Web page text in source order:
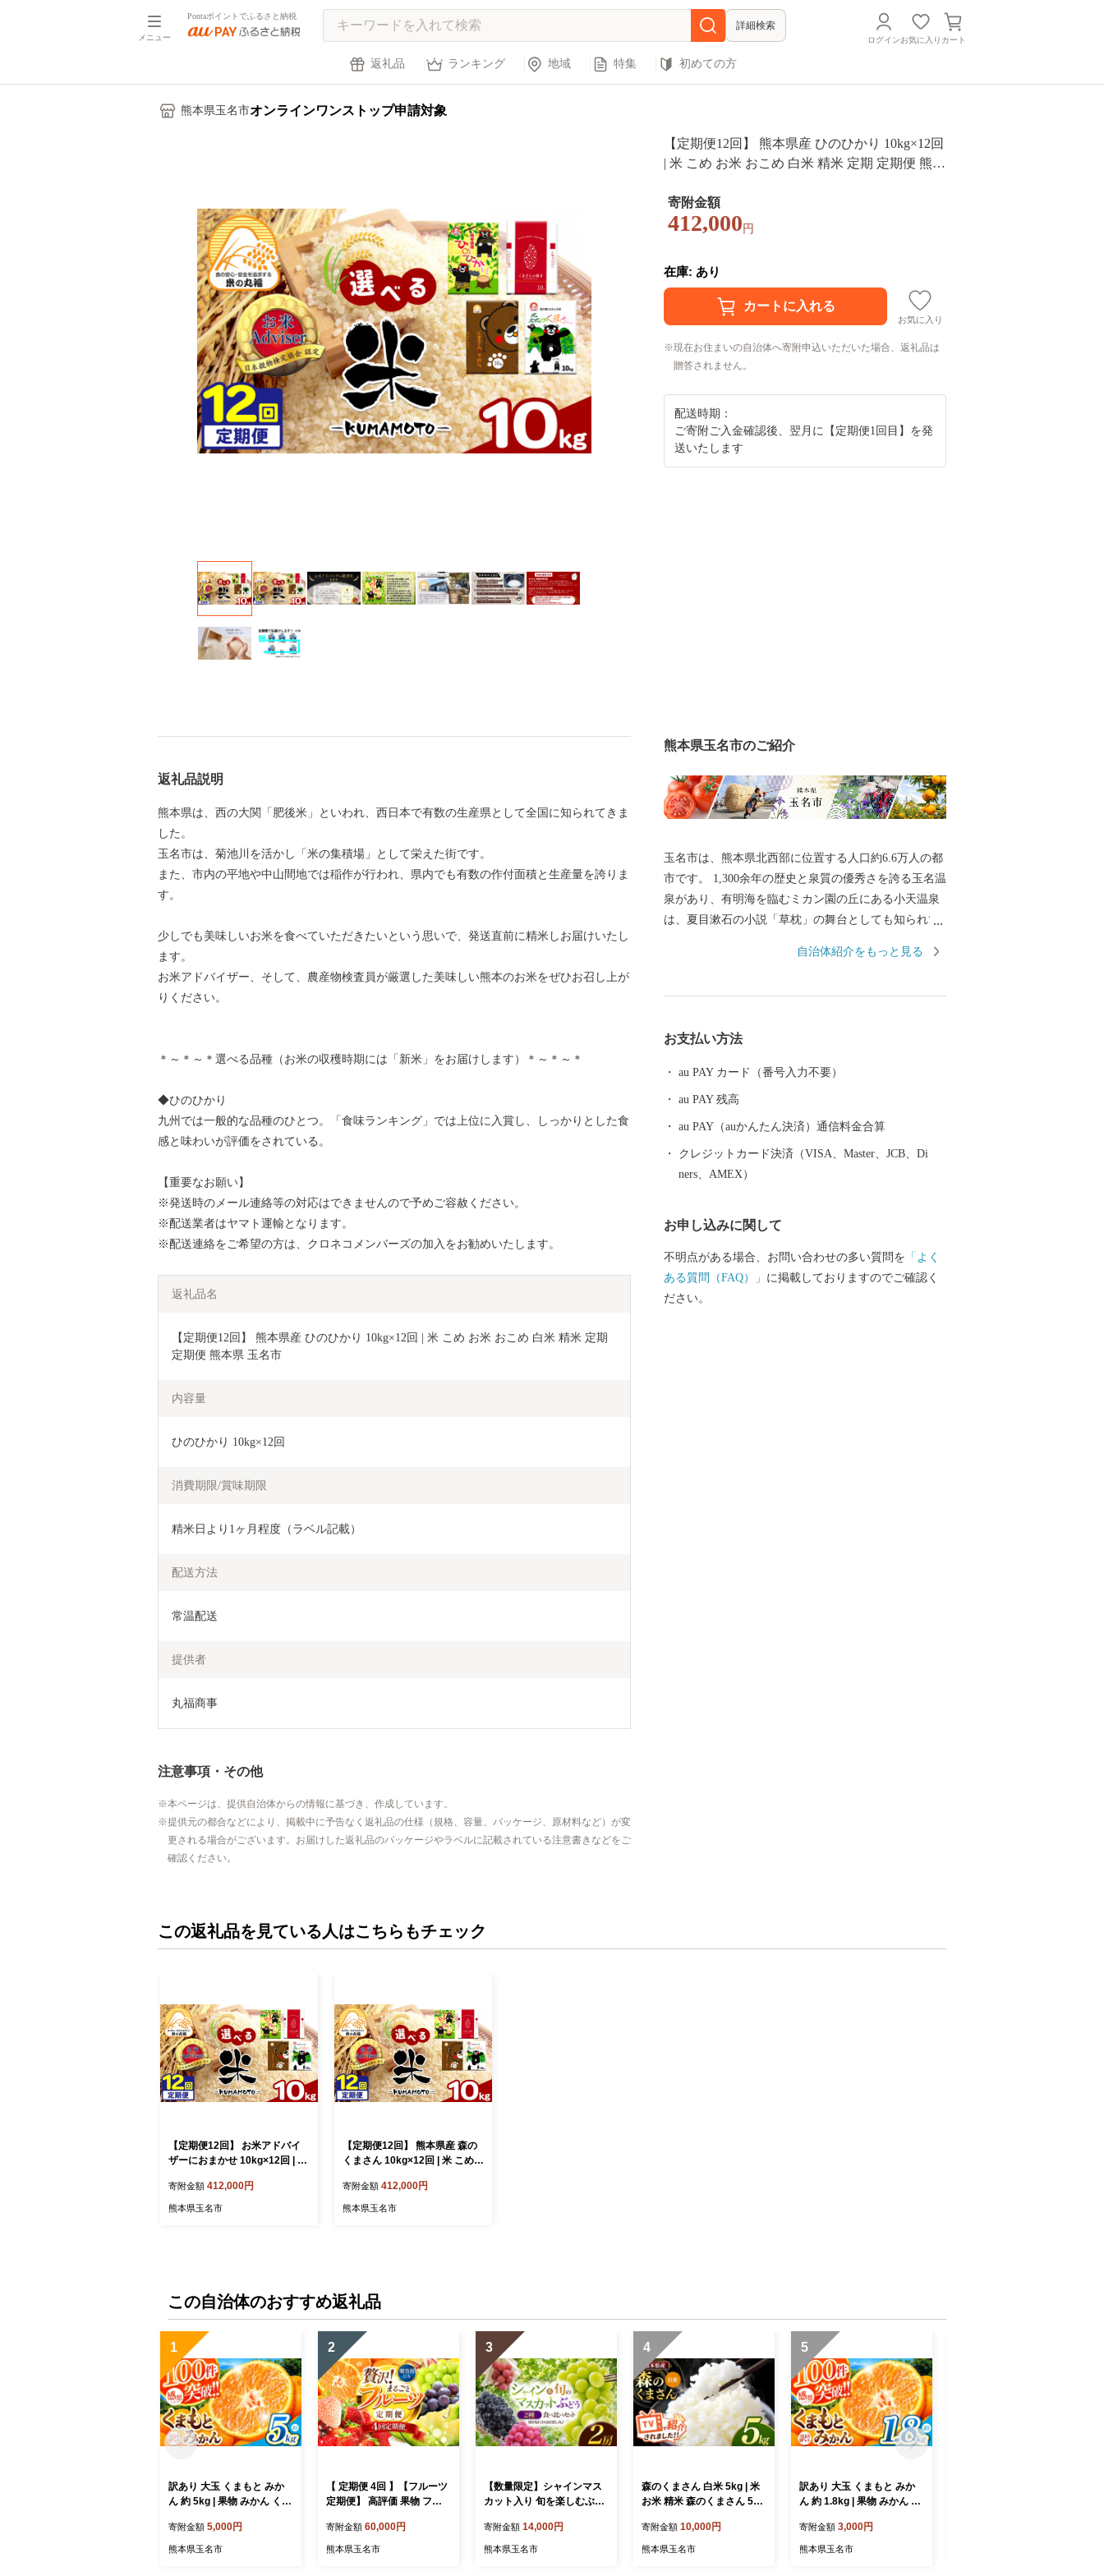
メニュー
Pontaポイントでふるさと納税
詳細検索
ログインお気に入り カート
返礼品 ランキング 地域 特集 初めての方
熊本県玉名市オンラインワンストップ申請対象
【定期便12回】 熊本県産 ひのひかり 10kg×12回
| 米 こめ お米 おこめ 白米 精米 定期 定期便 熊本
寄附金額
412,000 円
在庫: あり
お気に入り
現在お住まいの自治体へ寄附申込いただいた場合、返礼品は
贈答されません。
配送時期：
ご寄附ご入金確認後、翌月に【定期便1回目】を発
送いたします
返礼品説明
熊本県は、西の大関「肥後米」といわれ、西日本で有数の生産県として全国に知られてきま
した。
玉名市は、菊池川を活かし「米の集積場」として栄えた街です。
また、市内の平地や中山間地では稲作が行われ、県内でも有数の作付面積と生産量を誇りま
す。
少しでも美味しいお米を食べていただきたいという思いで、発送直前に精米しお届けいたし
ます。
お米アドバイザー、そして、農産物検査員が厳選した美味しい熊本のお米をぜひお召し上が
りください。
＊～＊～＊選べる品種（お米の収穫時期には「新米」をお届けします）＊～＊～＊
◆ひのひかり
九州では一般的な品種のひとつ。「食味ランキング」では上位に入賞し、しっかりとした食
感と味わいが評価をされている。
【重要なお願い】
※発送時のメール連絡等の対応はできませんので予めご容赦ください。
※配送業者はヤマト運輸となります。
※配送連絡をご希望の方は、クロネコメンバーズの加入をお勧めいたします。
返礼品名
【定期便12回】 熊本県産 ひのひかり 10kg×12回 | 米 こめ お米 おこめ 白米 精米 定期
定期便 熊本県 玉名市
内容量
ひのひかり 10kg×12回
消費期限/賞味期限
精米日より1ヶ月程度（ラベル記載）
配送方法
常温配送
提供者
丸福商事
注意事項・その他
本ページは、提供自治体からの情報に基づき、作成しています。
提供元の都合などにより、掲載中に予告なく返礼品の仕様（規格、容量、パッケージ、原材料など）が変
更される場合がございます。お届けした返礼品のパッケージやラベルに記載されている注意書きなどをご
確認ください。
熊本県玉名市のご紹介
玉名市は、熊本県北西部に位置する人口約6.6万人の都
市です。 1,300余年の歴史と泉質の優秀さを誇る玉名温
泉があり、有明海を臨むミカン園の丘にある小天温泉
は、夏目漱石の小説「草枕」の舞台としても知られて
に登録された菊池川流域産のお米がとれる自然豊かな
樹立し、日本人で初めてオリンピックに出場しまし
た。金栗四三の大きな功績を多くの人に知ってもらう
品の開発で活気に満ち溢れています。 ふるさと寄附金
を通して玉名の魅力に触れていただき是非玉名に足を
運んでみてください。 【重要：受領書およびワンスト
名市からのご案内」からダウンロードをお願いしま
問合せ Tel：050-3146-0828 玉名市ふるさと納税事
自治体紹介をもっと見る
お支払い方法
au PAY カード（番号入力不要）
au PAY 残高
au PAY（auかんたん決済）通信料金合算
クレジットカード決済（VISA、Master、JCB、Di
ners、AMEX）
お申し込みに関して
不明点がある場合、お問い合わせの多い質問を 「よく
ある質問（FAQ）」 に掲載しておりますのでご確認く
ださい。
この返礼品を見ている人はこちらもチェック
【定期便12回】 お米アドバイ
ザーにおまかせ 10kg×12回 | 米
定期便 熊本県 玉名市
寄附金額 412,000円
熊本県玉名市
【定期便12回】 熊本県産 森の
くまさん 10kg×12回 | 米 こめ
便 熊本県 玉名市
寄附金額 412,000円
熊本県玉名市
この自治体のおすすめ返礼品
1
訳あり 大玉 くまもと みか
ん 約 5kg | 果物 みかん くだ
ん 柑橘 みかん 柑橘類 みか
ん ミカン 家庭用 みかん 熊
寄附金額 5,000円
熊本県玉名市
2
【 定期便 4回 】【フルーツ
定期便】 高評価 果物 フル
ご みかん 不知火 スイカ ぶ
どう メロン シャインマスカ
寄附金額 60,000円
熊本県玉名市
3
【数量限定】シャインマス
カット入り 旬を楽しむぶど
くだもの ぶどう ブドウ 葡
萄 種なし 熊本県 玉名市 ぶ
寄附金額 14,000円
熊本県玉名市
4
森のくまさん 白米 5kg | 米
お米 精米 森のくまさん 5キ
本県 玉名市
寄附金額 10,000円
熊本県玉名市
5
訳あり 大玉 くまもと みか
ん 約 1.8kg | 果物 みかん く
かん 柑橘 みかん 柑橘類 み
かん ミカン 家庭用 みかん
寄附金額 3,000円
熊本県玉名市